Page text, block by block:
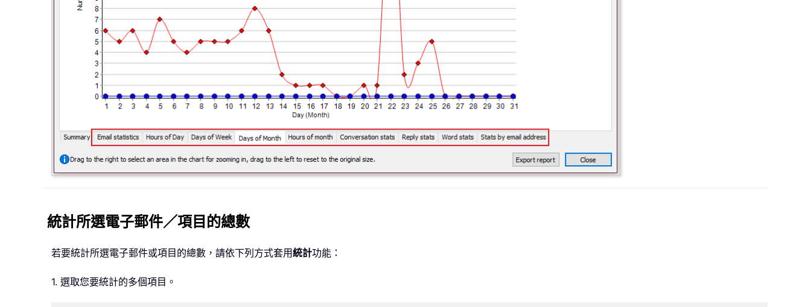
統計所選電子郵件／項目的總數
若要統計所選電子郵件或項目的總數，請依下列方式套用統計功能：
1. 選取您要統計的多個項目。